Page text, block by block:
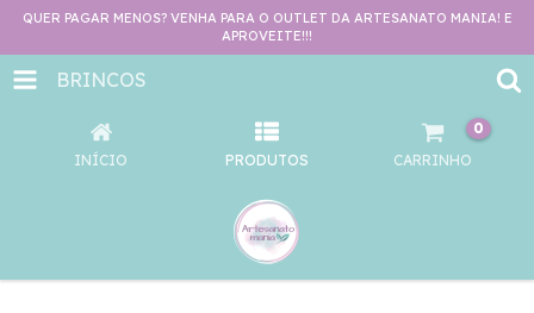
QUER PAGAR MENOS? VENHA PARA O OUTLET DA ARTESANATO MANIA! E
APROVEITE!!!
BRINCOS
INÍCIO PRODUTOS CARRINHO
0